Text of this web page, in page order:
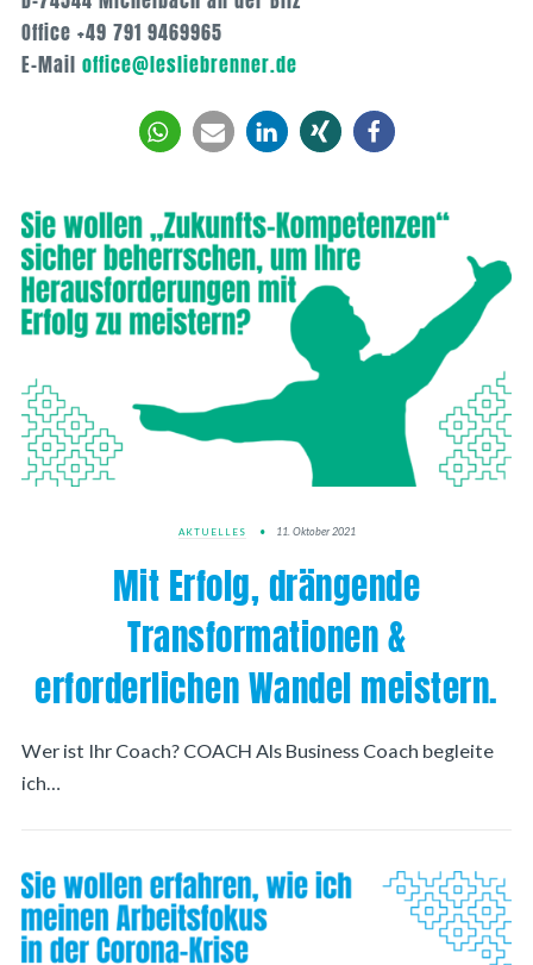
Office +49 791 9469965
E-Mail office@lesliebrenner.de
AKTUELLES 11. Oktober 2021
Mit Erfolg, drängende
Transformationen &
erforderlichen Wandel meistern.
Wer ist Ihr Coach? COACH Als Business Coach begleite
ich…